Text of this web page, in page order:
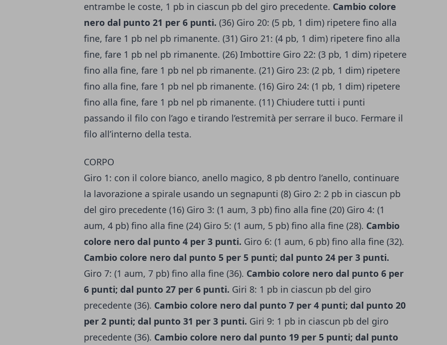
entrambe le coste, 1 pb in ciascun pb del giro precedente. Cambio colore
nero dal punto 21 per 6 punti. (36) Giro 20: (5 pb, 1 dim) ripetere fino alla
fine, fare 1 pb nel pb rimanente. (31) Giro 21: (4 pb, 1 dim) ripetere fino alla
fine, fare 1 pb nel pb rimanente. (26) Imbottire Giro 22: (3 pb, 1 dim) ripetere
fino alla fine, fare 1 pb nel pb rimanente. (21) Giro 23: (2 pb, 1 dim) ripetere
fino alla fine, fare 1 pb nel pb rimanente. (16) Giro 24: (1 pb, 1 dim) ripetere
fino alla fine, fare 1 pb nel pb rimanente. (11) Chiudere tutti i punti
passando il filo con l’ago e tirando l’estremità per serrare il buco. Fermare il
filo all’interno della testa.
CORPO
Giro 1: con il colore bianco, anello magico, 8 pb dentro l’anello, continuare
la lavorazione a spirale usando un segnapunti (8) Giro 2: 2 pb in ciascun pb
del giro precedente (16) Giro 3: (1 aum, 3 pb) fino alla fine (20) Giro 4: (1
aum, 4 pb) fino alla fine (24) Giro 5: (1 aum, 5 pb) fino alla fine (28). Cambio
colore nero dal punto 4 per 3 punti. Giro 6: (1 aum, 6 pb) fino alla fine (32).
Cambio colore nero dal punto 5 per 5 punti; dal punto 24 per 3 punti.
Giro 7: (1 aum, 7 pb) fino alla fine (36). Cambio colore nero dal punto 6 per
6 punti; dal punto 27 per 6 punti. Giri 8: 1 pb in ciascun pb del giro
precedente (36). Cambio colore nero dal punto 7 per 4 punti; dal punto 20
per 2 punti; dal punto 31 per 3 punti. Giri 9: 1 pb in ciascun pb del giro
precedente (36). Cambio colore nero dal punto 19 per 5 punti; dal punto